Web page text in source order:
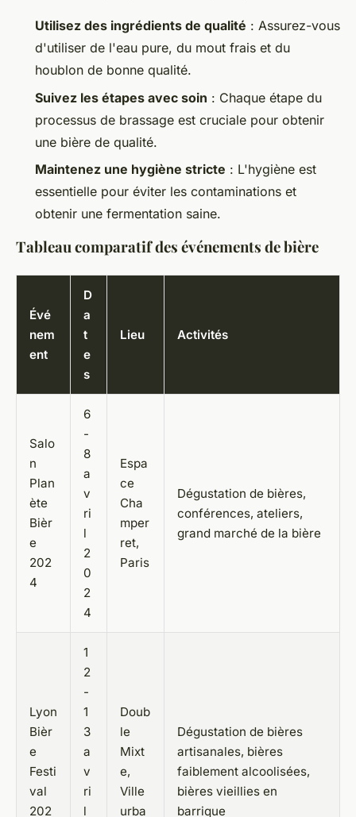
Utilisez des ingrédients de qualité : Assurez-vous
d'utiliser de l'eau pure, du mout frais et du
houblon de bonne qualité.
Suivez les étapes avec soin : Chaque étape du
processus de brassage est cruciale pour obtenir
une bière de qualité.
Maintenez une hygiène stricte : L'hygiène est
essentielle pour éviter les contaminations et
obtenir une fermentation saine.
Tableau comparatif des événements de bière
Évé
nem
ent
D
a
t
e
s
Lieu Activités
Salo
n
Plan
ète
Bièr
e
202
4
6
-
8
a
v
ri
l
2
0
2
4
Espa
ce
Cha
mper
ret,
Paris
Dégustation de bières,
conférences, ateliers,
grand marché de la bière
Lyon
Bièr
e
Festi
val
202
1
2
-
1
3
a
v
ri
l
Doub
le
Mixt
e,
Ville
urba
Dégustation de bières
artisanales, bières
faiblement alcoolisées,
bières vieillies en
barrique